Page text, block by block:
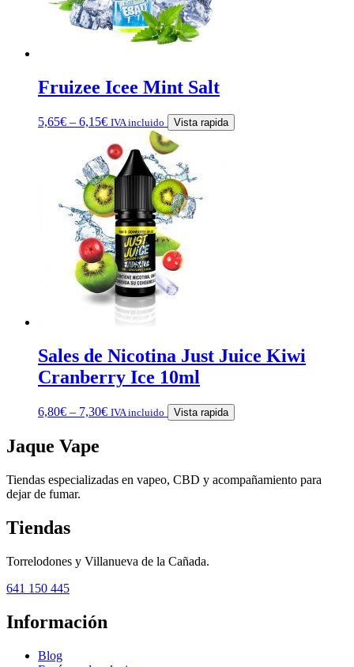
Fruizee Icee Mint Salt
5,65€ – 6,15€ IVA incluido Vista rapida
Sales de Nicotina Just Juice Kiwi
Cranberry Ice 10ml
6,80€ – 7,30€ IVA incluido Vista rapida
Jaque Vape
Tiendas especializadas en vapeo, CBD y acompañamiento para
dejar de fumar.
Tiendas
Torrelodones y Villanueva de la Cañada.
641 150 445
Información
Blog